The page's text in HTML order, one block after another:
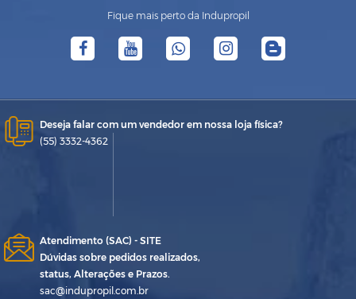
Fique mais perto da Indupropil
Deseja falar com um vendedor em nossa loja física?
(55) 3332-4362
Atendimento (SAC) - SITE
Dúvidas sobre pedidos realizados,
status, Alterações e Prazos.
sac@indupropil.com.br